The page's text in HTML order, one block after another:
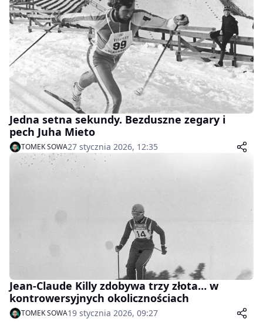
Jedna setna sekundy. Bezduszne zegary i
pech Juha Mieto
TOMEK SOWA27 stycznia 2026, 12:35
Jean-Claude Killy zdobywa trzy złota… w
kontrowersyjnych okolicznościach
TOMEK SOWA19 stycznia 2026, 09:27